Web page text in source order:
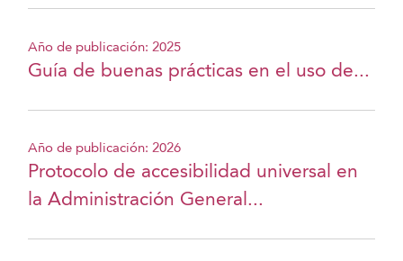
Año de publicación: 2025
Guía de buenas prácticas en el uso de...
Año de publicación: 2026
Protocolo de accesibilidad universal en
la Administración General...